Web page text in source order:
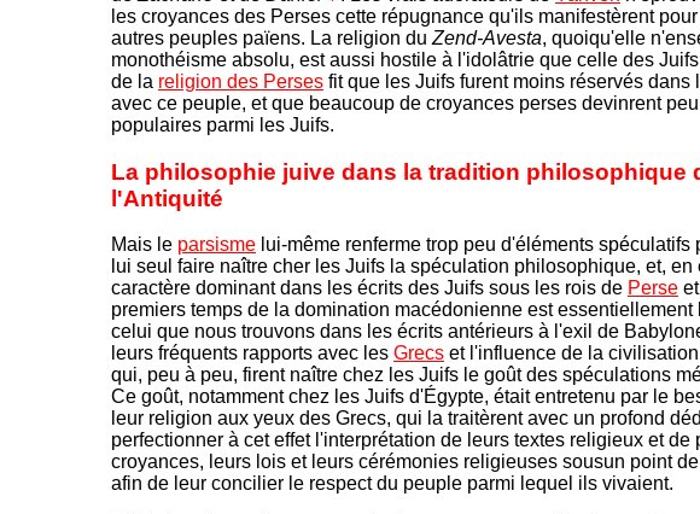
les croyances des Perses cette répugnance qu'ils manifestèrent
autres peuples païens. La religion du Zend-Avesta, quoiqu'elle
monothéisme absolu, est aussi hostile à l'idolâtrie que celle des
de la religion des Perses fit que les Juifs furent moins réservés dans
avec ce peuple, et que beaucoup de croyances perses devinrent
populaires parmi les Juifs.
La philosophie juive dans la tradition philosophique
l'Antiquité
Mais le parsisme lui-même renferme trop peu d'éléments spéculatifs
lui seul faire naître cher les Juifs la spéculation philosophique, et, en
caractère dominant dans les écrits des Juifs sous les rois de Perse
premiers temps de la domination macédonienne est essentiellement
celui que nous trouvons dans les écrits antérieurs à l'exil de
leurs fréquents rapports avec les Grecs et l'influence de la
qui, peu à peu, firent naître chez les Juifs le goût des spéculations
Ce goût, notamment chez les Juifs d'Égypte, était entretenu par le
leur religion aux yeux des Grecs, qui la traitèrent avec un profond
perfectionner à cet effet l'interprétation de leurs textes religieux et de
croyances, leurs lois et leurs cérémonies religieuses sousun point
afin de leur concilier le respect du peuple parmi lequel ils vivaient.